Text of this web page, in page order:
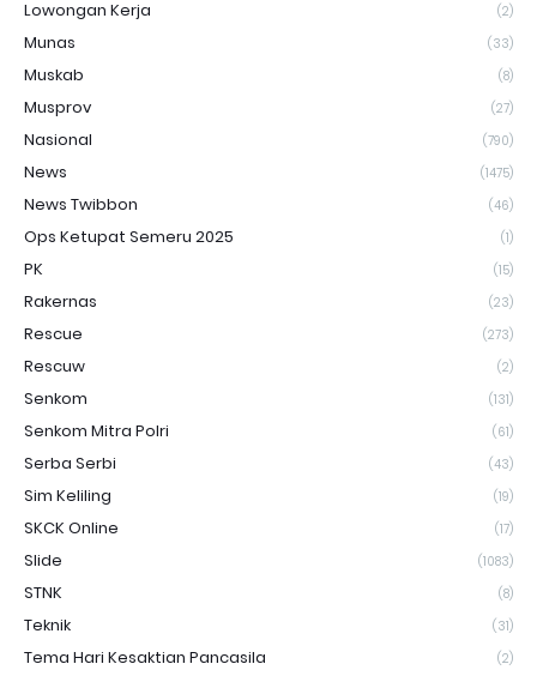
Lowongan Kerja (2)
Munas (33)
Muskab (8)
Musprov (27)
Nasional (790)
News (1475)
News Twibbon (46)
Ops Ketupat Semeru 2025 (1)
PK (15)
Rakernas (23)
Rescue (273)
Rescuw (2)
Senkom (131)
Senkom Mitra Polri (61)
Serba Serbi (43)
Sim Keliling (19)
SKCK Online (17)
Slide (1083)
STNK (8)
Teknik (31)
Tema Hari Kesaktian Pancasila (2)